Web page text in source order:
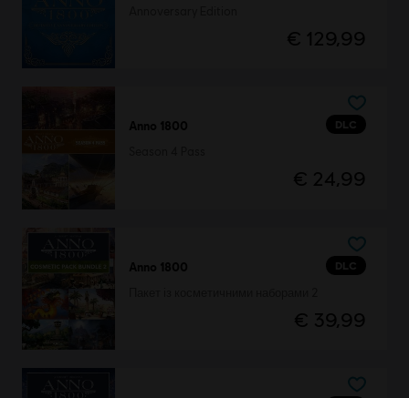
€ 129,99
DLC
Anno 1800
€ 24,99
DLC
Anno 1800
€ 39,99